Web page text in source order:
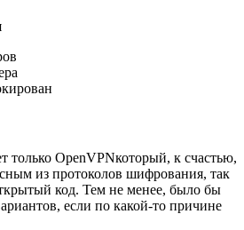
только OpenVPNкоторый, к счастью,
из протоколов шифрования, так
код. Тем не менее, было бы
если по какой-то причине